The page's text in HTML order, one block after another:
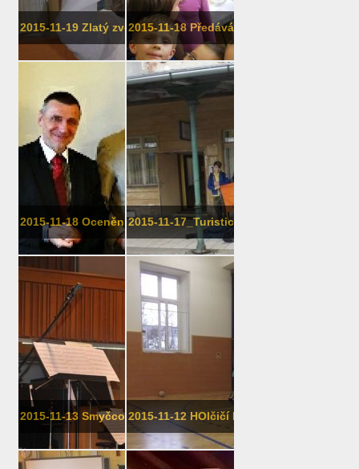
2015-11-19 Zlatý zvonek2015-11-18 Předávání slabikářů v ...
2015-11-18 Ocenění od Nadačního fond...
2015-11-17_Turistický kroužek 99 Slune...
2015-11-13 Smyčcové násroje, 9. tří...2015-11-12 HOlčičí FOtbalové MIstrov...